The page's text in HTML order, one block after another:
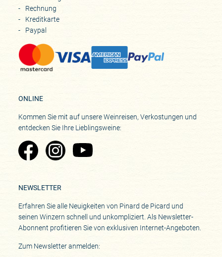
Rechnung
Kreditkarte
Paypal
ONLINE
Kommen Sie mit auf unsere Weinreisen, Verkostungen und
entdecken Sie Ihre Lieblingsweine:
Zu Pinard's Facebook-Seite
Zu Pinard's Instagram-Seite
Zu Pinard's YouTube-Seite
NEWSLETTER
Erfahren Sie alle Neuigkeiten von Pinard de Picard und
seinen Winzern schnell und unkompliziert. Als Newsletter-
Abonnent profitieren Sie von exklusiven Internet-Angeboten.
Zum Newsletter anmelden: